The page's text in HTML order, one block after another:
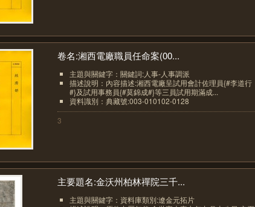
卷名:湘西電廠職員任命案(00...
主題與關鍵字：關鍵詞:人事-人事調派
描述說明：內容描述:湘西電廠呈試用會計佐理員{#李道行
#}及試用事務員{#莫錦成#}等三員試用期滿成...
資料識別：典藏號:003-010102-0128
3
主要題名:金沃州柏林禪院三千...
主題與關鍵字：資料庫類別:遼金元拓片